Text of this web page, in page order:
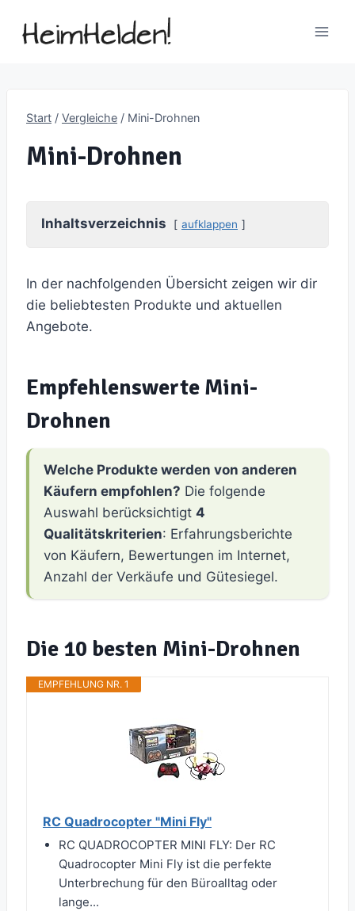
Inhalt
Start / Vergleiche / Mini-Drohnen
Mini-Drohnen
Inhaltsverzeichnis aufklappen
In der nachfolgenden Übersicht zeigen wir dir
die beliebtesten Produkte und aktuellen
Angebote.
Empfehlenswerte Mini-
Drohnen
Welche Produkte werden von anderen
Käufern empfohlen? Die folgende
Auswahl berücksichtigt 4
Qualitätskriterien: Erfahrungsberichte
von Käufern, Bewertungen im Internet,
Anzahl der Verkäufe und Gütesiegel.
Die 10 besten Mini-Drohnen
EMPFEHLUNG NR. 1
RC Quadrocopter "Mini Fly"
RC QUADROCOPTER MINI FLY: Der RC
Quadrocopter Mini Fly ist die perfekte
Unterbrechung für den Büroalltag oder
lange...